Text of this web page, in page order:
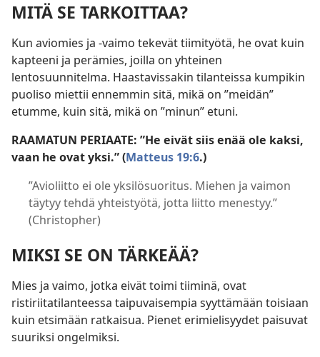
MITÄ SE TARKOITTAA?
Kun aviomies ja -vaimo tekevät tiimityötä, he ovat kuin
kapteeni ja perämies, joilla on yhteinen
lentosuunnitelma. Haastavissakin tilanteissa kumpikin
puoliso miettii ennemmin sitä, mikä on ”meidän”
etumme, kuin sitä, mikä on ”minun” etuni.
RAAMATUN PERIAATE: ”He eivät siis enää ole kaksi,
vaan he ovat yksi.” (Matteus 19:6.)
”Avioliitto ei ole yksilösuoritus. Miehen ja vaimon
täytyy tehdä yhteistyötä, jotta liitto menestyy.”
(Christopher)
MIKSI SE ON TÄRKEÄÄ?
Mies ja vaimo, jotka eivät toimi tiiminä, ovat
ristiriitatilanteessa taipuvaisempia syyttämään toisiaan
kuin etsimään ratkaisua. Pienet erimielisyydet paisuvat
suuriksi ongelmiksi.